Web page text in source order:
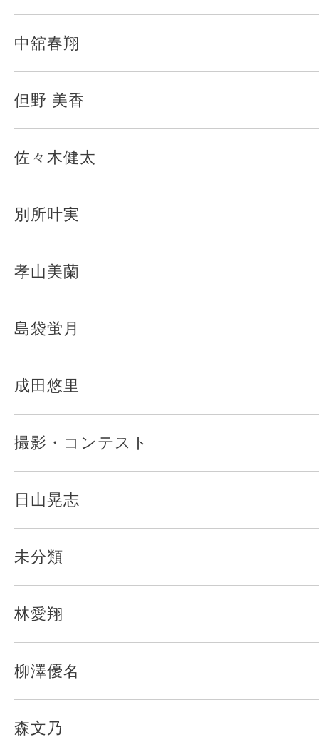
中舘春翔
但野 美香
佐々木健太
別所叶実
孝山美蘭
島袋蛍月
成田悠里
撮影・コンテスト
日山晃志
未分類
林愛翔
柳澤優名
森文乃